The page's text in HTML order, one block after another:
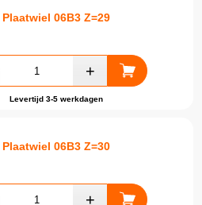
Plaatwiel 06B3 Z=29
Levertijd 3-5 werkdagen
Plaatwiel 06B3 Z=30